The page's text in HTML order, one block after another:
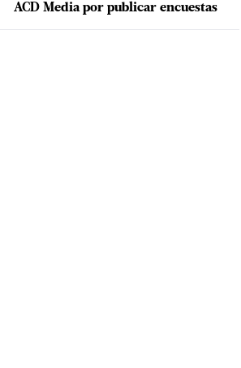
ACD Media por publicar encuestas